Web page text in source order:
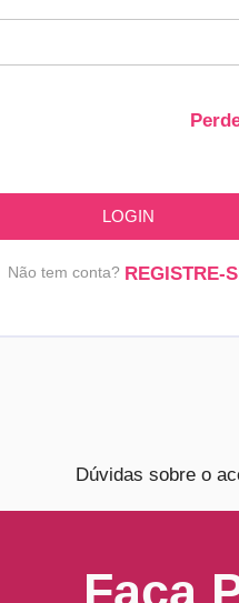
LOGIN
Não tem conta? REGISTRE-
Dúvidas sobre o
Faça